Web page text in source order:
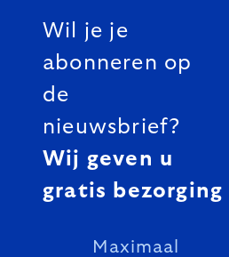
Wil je je
abonneren op
de
nieuwsbrief?
Wij geven u
gratis bezorging
Maximaal